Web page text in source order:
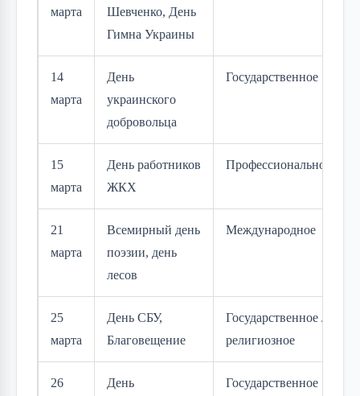
марта
Шевченко, День
Гимна Украины
14
марта
День
украинского
добровольца
Государственное
15
марта
День работников
ЖКХ
Профессиональное
21
марта
Всемирный день
поэзии, день
лесов
Международное
25
марта
День СБУ,
Благовещение
Государственное /
религиозное
26
День
Государственное